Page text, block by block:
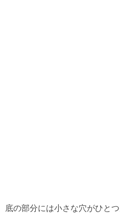
底の部分には小さな穴がひと